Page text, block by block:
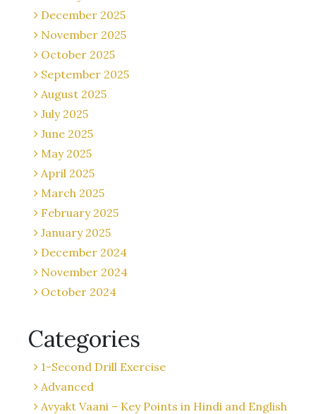
December 2025
November 2025
October 2025
September 2025
August 2025
July 2025
June 2025
May 2025
April 2025
March 2025
February 2025
January 2025
December 2024
November 2024
October 2024
Categories
1-Second Drill Exercise
Advanced
Avyakt Vaani – Key Points in Hindi and English